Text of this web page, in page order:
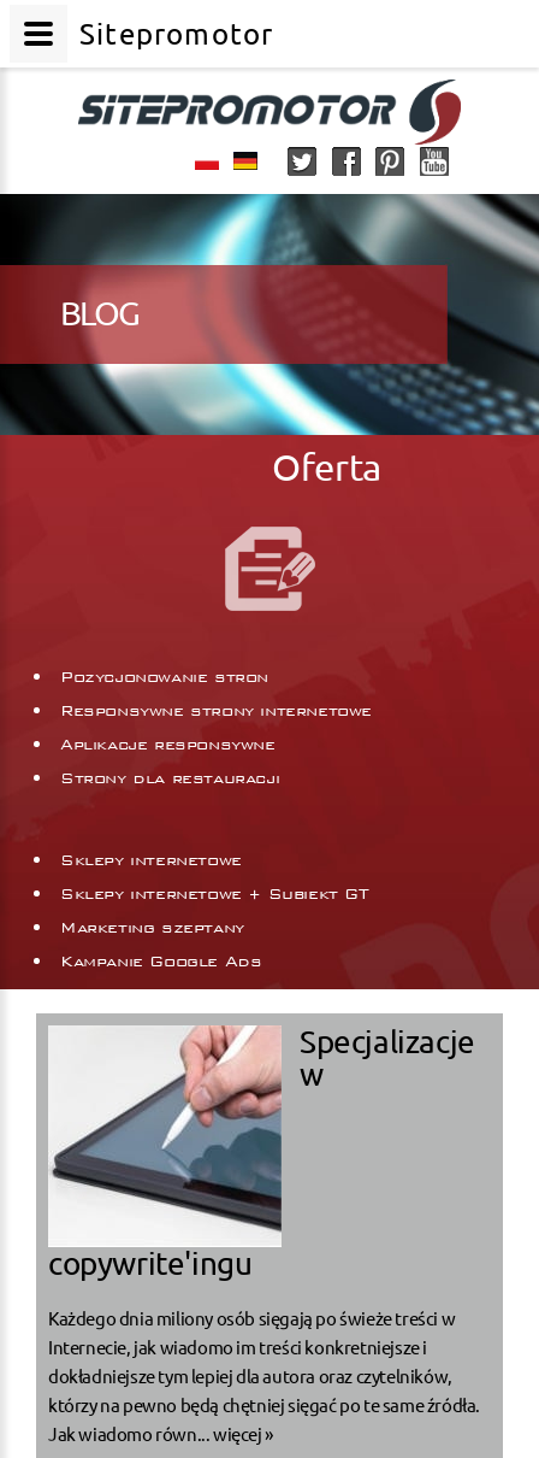
BLOG
Oferta
Pozycjonowanie stron
Responsywne strony internetowe
Aplikacje responsywne
Strony dla restauracji
Sklepy internetowe
Sklepy internetowe + Subiekt GT
Marketing szeptany
Kampanie Google Ads
Specjalizacje
w
copywrite'ingu
Każdego dnia miliony osób sięgają po świeże treści w
Internecie, jak wiadomo im treści konkretniejsze i
dokładniejsze tym lepiej dla autora oraz czytelników,
którzy na pewno będą chętniej sięgać po te same źródła.
Jak wiadomo równ... więcej »
Sitepromotor